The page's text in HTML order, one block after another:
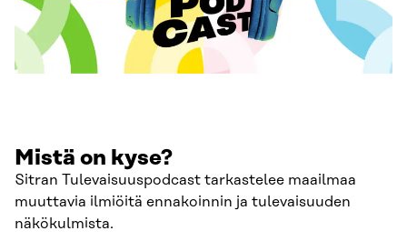
Mistä on kyse?
Sitran Tulevaisuuspodcast tarkastelee maailmaa
muuttavia ilmiöitä ennakoinnin ja tulevaisuuden
näkökulmista.